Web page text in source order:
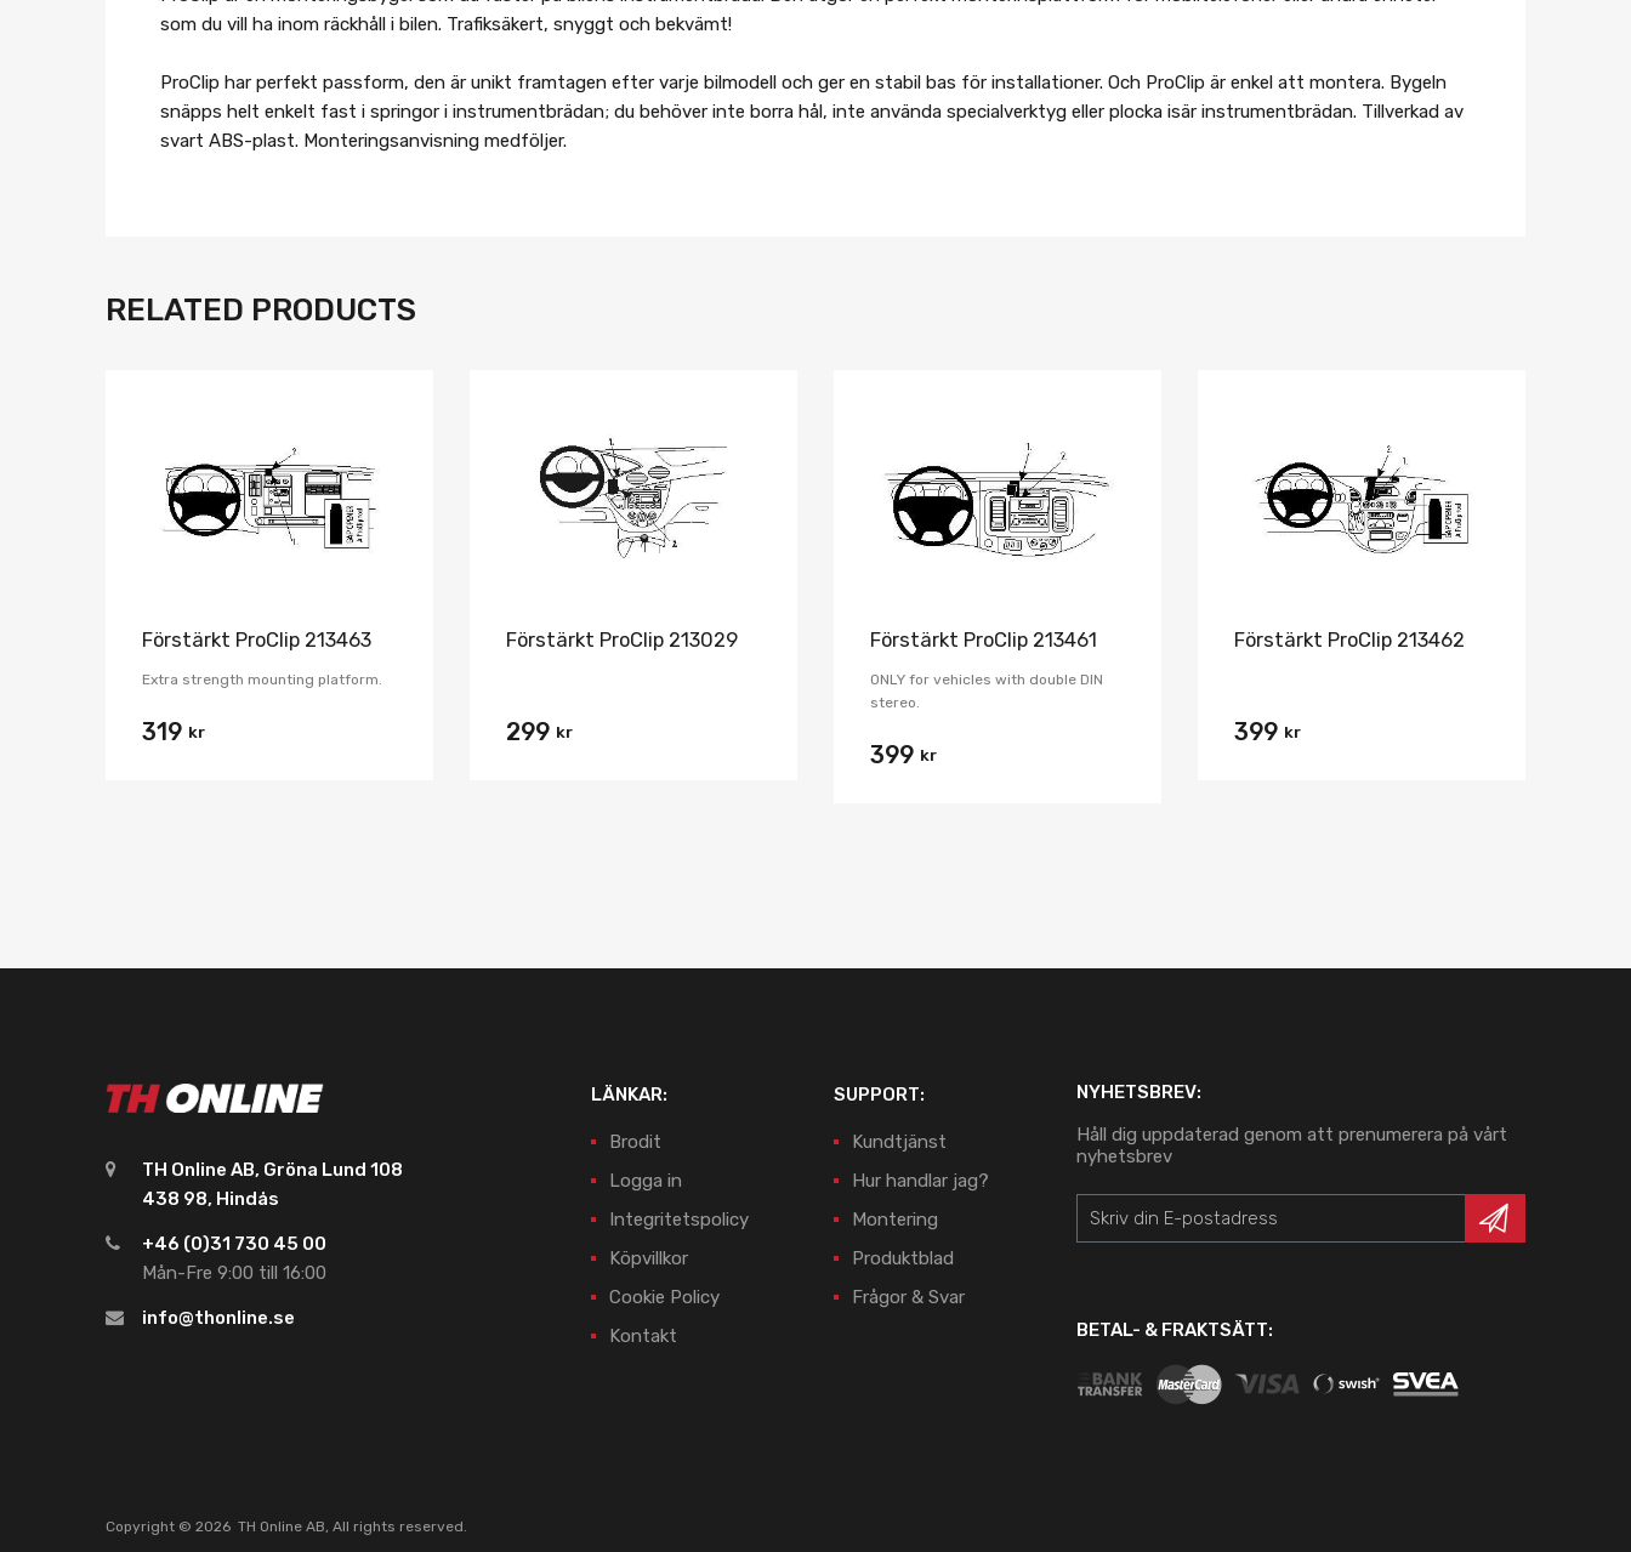
som du vill ha inom räckhåll i bilen. Trafiksäkert, snyggt och bekvämt!
ProClip har perfekt passform, den är unikt framtagen efter varje bilmodell och ger en stabil bas för installationer. Och ProClip är enkel att montera. Bygeln
snäpps helt enkelt fast i springor i instrumentbrädan; du behöver inte borra hål, inte använda specialverktyg eller plocka isär instrumentbrädan. Tillverkad av
svart ABS-plast. Monteringsanvisning medföljer.
RELATED PRODUCTS
Förstärkt ProClip 213463
Extra strength mounting platform.
319 kr
Förstärkt ProClip 213029
299 kr
Förstärkt ProClip 213461
ONLY for vehicles with double DIN
stereo.
399 kr
Förstärkt ProClip 213462
399 kr
TH Online AB, Gröna Lund 108
438 98, Hindås
+46 (0)31 730 45 00
Mån-Fre 9:00 till 16:00
info@thonline.se
LÄNKAR:
Brodit
Logga in
Integritetspolicy
Köpvillkor
Cookie Policy
Kontakt
SUPPORT:
Kundtjänst
Hur handlar jag?
Montering
Produktblad
Frågor & Svar
NYHETSBREV:
Håll dig uppdaterad genom att prenumerera på vårt
nyhetsbrev
BETAL- & FRAKTSÄTT:
Copyright © 2026 TH Online AB, All rights reserved.